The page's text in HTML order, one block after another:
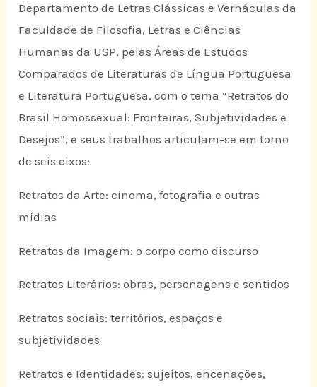
Departamento de Letras Clássicas e Vernáculas da
Faculdade de Filosofia, Letras e Ciências
Humanas da USP, pelas Áreas de Estudos
Comparados de Literaturas de Língua Portuguesa
e Literatura Portuguesa, com o tema “Retratos do
Brasil Homossexual: Fronteiras, Subjetividades e
Desejos”, e seus trabalhos articulam-se em torno
de seis eixos:
Retratos da Arte: cinema, fotografia e outras
mídias
Retratos da Imagem: o corpo como discurso
Retratos Literários: obras, personagens e sentidos
Retratos sociais: territórios, espaços e
subjetividades
Retratos e Identidades: sujeitos, encenações,